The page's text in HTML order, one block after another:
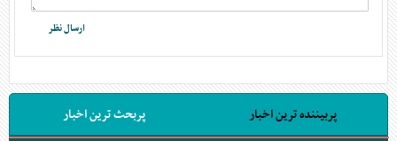
پربیننده ترین اخبار پربحث ترین اخبار